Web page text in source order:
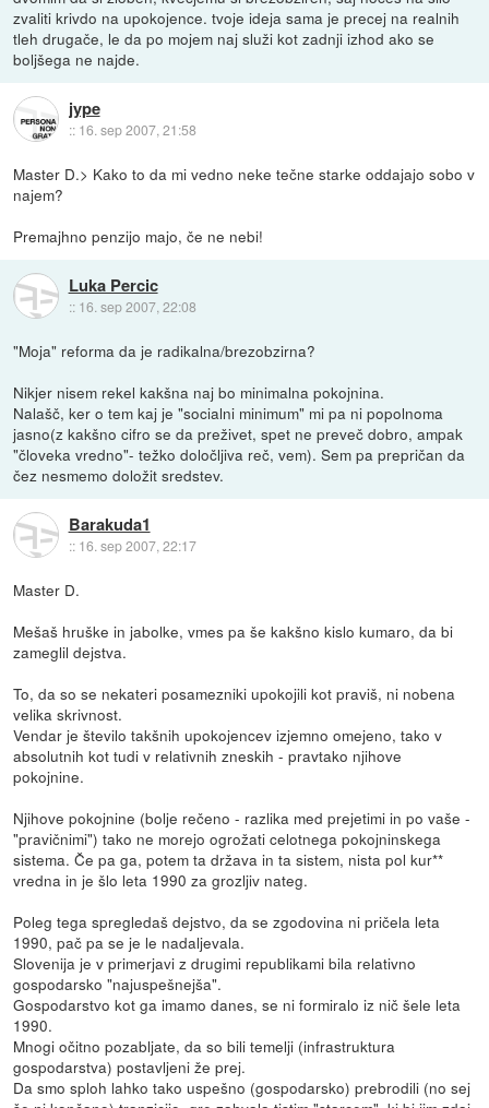
zvaliti krivdo na upokojence. tvoje ideja sama je precej na realnih
tleh drugače, le da po mojem naj služi kot zadnji izhod ako se
boljšega ne najde.
jype
:: 16. sep 2007, 21:58
Master D.> Kako to da mi vedno neke tečne starke oddajajo sobo v
najem?
Premajhno penzijo majo, če ne nebi!
Luka Percic
:: 16. sep 2007, 22:08
"Moja" reforma da je radikalna/brezobzirna?
Nikjer nisem rekel kakšna naj bo minimalna pokojnina.
Nalašč, ker o tem kaj je "socialni minimum" mi pa ni popolnoma
jasno(z kakšno cifro se da preživet, spet ne preveč dobro, ampak
"človeka vredno"- težko določljiva reč, vem). Sem pa prepričan da
čez nesmemo doložit sredstev.
Barakuda1
:: 16. sep 2007, 22:17
Master D.
Mešaš hruške in jabolke, vmes pa še kakšno kislo kumaro, da bi
zameglil dejstva.
To, da so se nekateri posamezniki upokojili kot praviš, ni nobena
velika skrivnost.
Vendar je število takšnih upokojencev izjemno omejeno, tako v
absolutnih kot tudi v relativnih zneskih - pravtako njihove
pokojnine.
Njihove pokojnine (bolje rečeno - razlika med prejetimi in po vaše -
"pravičnimi") tako ne morejo ogrožati celotnega pokojninskega
sistema. Če pa ga, potem ta država in ta sistem, nista pol kur**
vredna in je šlo leta 1990 za grozljiv nateg.
Poleg tega spregledaš dejstvo, da se zgodovina ni pričela leta
1990, pač pa se je le nadaljevala.
Slovenija je v primerjavi z drugimi republikami bila relativno
gospodarsko "najuspešnejša".
Gospodarstvo kot ga imamo danes, se ni formiralo iz nič šele leta
1990.
Mnogi očitno pozabljate, da so bili temelji (infrastruktura
gospodarstva) postavljeni že prej.
Da smo sploh lahko tako uspešno (gospodarsko) prebrodili (no sej